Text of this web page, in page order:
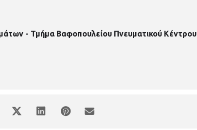
- Τμήμα Βαφοπουλείου Πνευματικού Κέντρου